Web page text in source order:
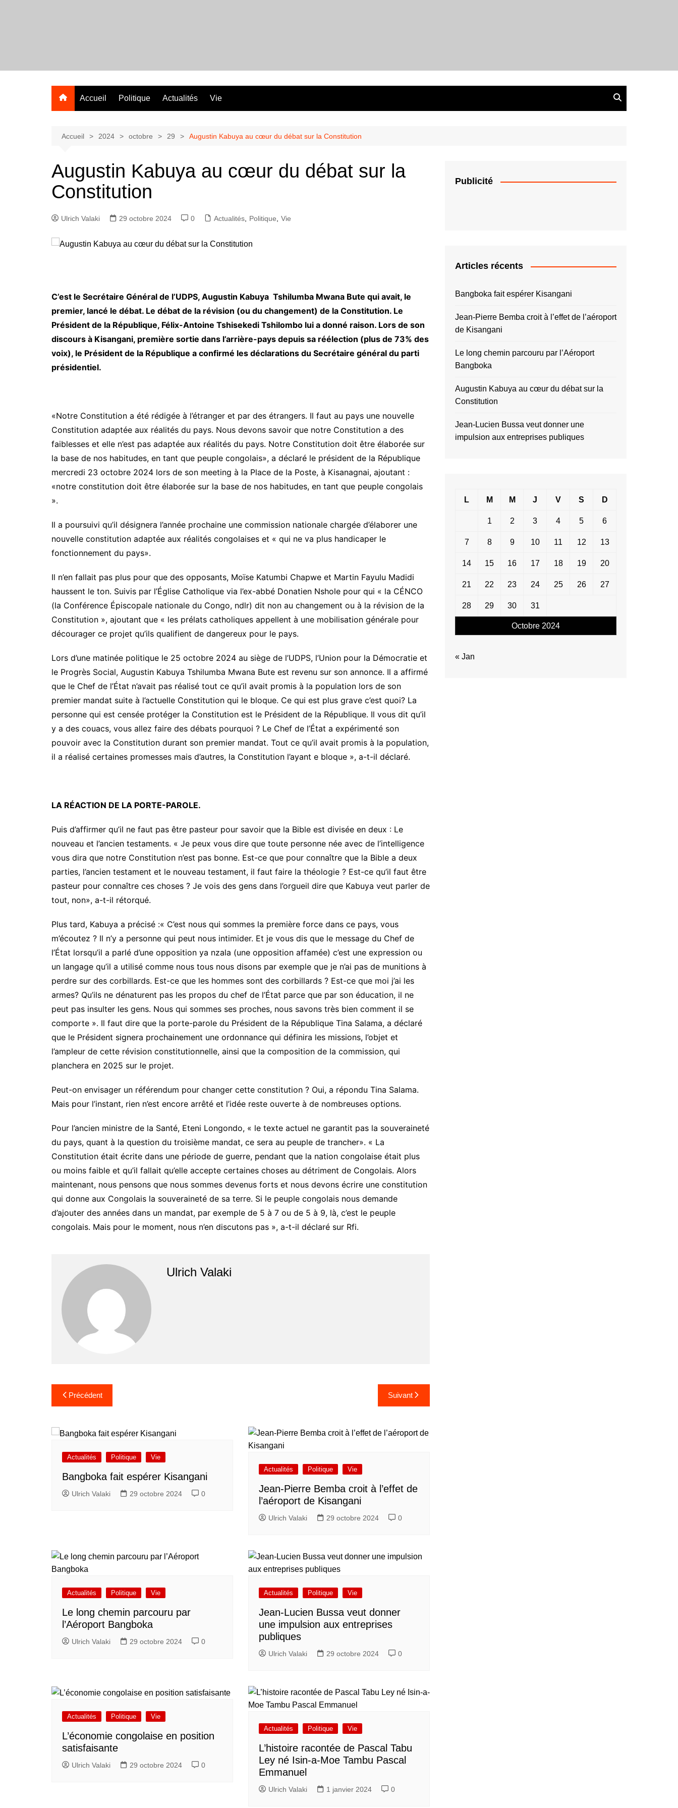
Accueil Politique Actualités Vie
Accueil 2024 octobre 29 Augustin Kabuya au cœur du débat sur la Constitution
Augustin Kabuya au cœur du débat sur la
Constitution
Ulrich Valaki 29 octobre 2024 0 Actualités Politique Vie
C’est le Secrétaire Général de l’UDPS, Augustin Kabuya Tshilumba Mwana Bute qui avait, le
premier, lancé le débat. Le débat de la révision (ou du changement) de la Constitution. Le
Président de la République, Félix-Antoine Tshisekedi Tshilombo lui a donné raison. Lors de son
discours à Kisangani, première sortie dans l’arrière-pays depuis sa réélection (plus de 73% des
voix), le Président de la République a confirmé les déclarations du Secrétaire général du parti
présidentiel.
«Notre Constitution a été rédigée à l’étranger et par des étrangers. Il faut au pays une nouvelle
Constitution adaptée aux réalités du pays. Nous devons savoir que notre Constitution a des
faiblesses et elle n’est pas adaptée aux réalités du pays. Notre Constitution doit être élaborée sur
la base de nos habitudes, en tant que peuple congolais», a déclaré le président de la République
mercredi 23 octobre 2024 lors de son meeting à la Place de la Poste, à Kisanagnai, ajoutant :
«notre constitution doit être élaborée sur la base de nos habitudes, en tant que peuple congolais
».
Il a poursuivi qu’il désignera l’année prochaine une commission nationale chargée d’élaborer une
nouvelle constitution adaptée aux réalités congolaises et « qui ne va plus handicaper le
fonctionnement du pays».
Il n’en fallait pas plus pour que des opposants, Moïse Katumbi Chapwe et Martin Fayulu Madidi
haussent le ton. Suivis par l’Église Catholique via l’ex-abbé Donatien Nshole pour qui « la CÉNCO
(la Conférence Épiscopale nationale du Congo, ndlr) dit non au changement ou à la révision de la
Constitution », ajoutant que « les prélats catholiques appellent à une mobilisation générale pour
décourager ce projet qu’ils qualifient de dangereux pour le pays.
Lors d’une matinée politique le 25 octobre 2024 au siège de l’UDPS, l’Union pour la Démocratie et
le Progrès Social, Augustin Kabuya Tshilumba Mwana Bute est revenu sur son annonce. Il a affirmé
que le Chef de l’État n’avait pas réalisé tout ce qu’il avait promis à la population lors de son
premier mandat suite à l’actuelle Constitution qui le bloque. Ce qui est plus grave c’est quoi? La
personne qui est censée protéger la Constitution est le Président de la République. Il vous dit qu’il
y a des couacs, vous allez faire des débats pourquoi ? Le Chef de l’État a expérimenté son
pouvoir avec la Constitution durant son premier mandat. Tout ce qu’il avait promis à la population,
il a réalisé certaines promesses mais d’autres, la Constitution l’ayant e bloque », a-t-il déclaré.
LA RÉACTION DE LA PORTE-PAROLE.
Puis d’affirmer qu’il ne faut pas être pasteur pour savoir que la Bible est divisée en deux : Le
nouveau et l’ancien testaments. « Je peux vous dire que toute personne née avec de l’intelligence
vous dira que notre Constitution n’est pas bonne. Est-ce que pour connaître que la Bible a deux
parties, l’ancien testament et le nouveau testament, il faut faire la théologie ? Est-ce qu’il faut être
pasteur pour connaître ces choses ? Je vois des gens dans l’orgueil dire que Kabuya veut parler de
tout, non», a-t-il rétorqué.
Plus tard, Kabuya a précisé :« C’est nous qui sommes la première force dans ce pays, vous
m’écoutez ? Il n’y a personne qui peut nous intimider. Et je vous dis que le message du Chef de
l’État lorsqu’il a parlé d’une opposition ya nzala (une opposition affamée) c’est une expression ou
un langage qu’il a utilisé comme nous tous nous disons par exemple que je n’ai pas de munitions à
perdre sur des corbillards. Est-ce que les hommes sont des corbillards ? Est-ce que moi j’ai les
armes? Qu’ils ne dénaturent pas les propos du chef de l’État parce que par son éducation, il ne
peut pas insulter les gens. Nous qui sommes ses proches, nous savons très bien comment il se
comporte ». Il faut dire que la porte-parole du Président de la République Tina Salama, a déclaré
que le Président signera prochainement une ordonnance qui définira les missions, l’objet et
l’ampleur de cette révision constitutionnelle, ainsi que la composition de la commission, qui
planchera en 2025 sur le projet.
Peut-on envisager un référendum pour changer cette constitution ? Oui, a répondu Tina Salama.
Mais pour l’instant, rien n’est encore arrêté et l’idée reste ouverte à de nombreuses options.
Pour l’ancien ministre de la Santé, Eteni Longondo, « le texte actuel ne garantit pas la souveraineté
du pays, quant à la question du troisième mandat, ce sera au peuple de trancher». « La
Constitution était écrite dans une période de guerre, pendant que la nation congolaise était plus
ou moins faible et qu’il fallait qu’elle accepte certaines choses au détriment de Congolais. Alors
maintenant, nous pensons que nous sommes devenus forts et nous devons écrire une constitution
qui donne aux Congolais la souveraineté de sa terre. Si le peuple congolais nous demande
d’ajouter des années dans un mandat, par exemple de 5 à 7 ou de 5 à 9, là, c’est le peuple
congolais. Mais pour le moment, nous n’en discutons pas », a-t-il déclaré sur Rfi.
Ulrich Valaki
Navigation
de
l’article
Précédent Suivant
Actualités Politique Vie
Bangboka fait espérer Kisangani
Ulrich Valaki 29 octobre 2024 0
Actualités Politique Vie
Jean-Pierre Bemba croit à l’effet de
l’aéroport de Kisangani
Ulrich Valaki 29 octobre 2024 0
Actualités Politique Vie
Le long chemin parcouru par
l’Aéroport Bangboka
Ulrich Valaki 29 octobre 2024 0
Actualités Politique Vie
Jean-Lucien Bussa veut donner
une impulsion aux entreprises
publiques
Ulrich Valaki 29 octobre 2024 0
Actualités Politique Vie
L’économie congolaise en position
satisfaisante
Ulrich Valaki 29 octobre 2024 0
Actualités Politique Vie
L’histoire racontée de Pascal Tabu
Ley né Isin-a-Moe Tambu Pascal
Emmanuel
Ulrich Valaki 1 janvier 2024 0
Publicité
Articles récents
Bangboka fait espérer Kisangani
Jean-Pierre Bemba croit à l’effet de l’aéroport
de Kisangani
Le long chemin parcouru par l’Aéroport
Bangboka
Augustin Kabuya au cœur du débat sur la
Constitution
Jean-Lucien Bussa veut donner une
impulsion aux entreprises publiques
Octobre 2024
L M M J V S D
1 2 3 4 5 6
7 8 9 10 11 12 13
14 15 16 17 18 19 20
21 22 23 24 25 26 27
28 29 30 31
« Jan